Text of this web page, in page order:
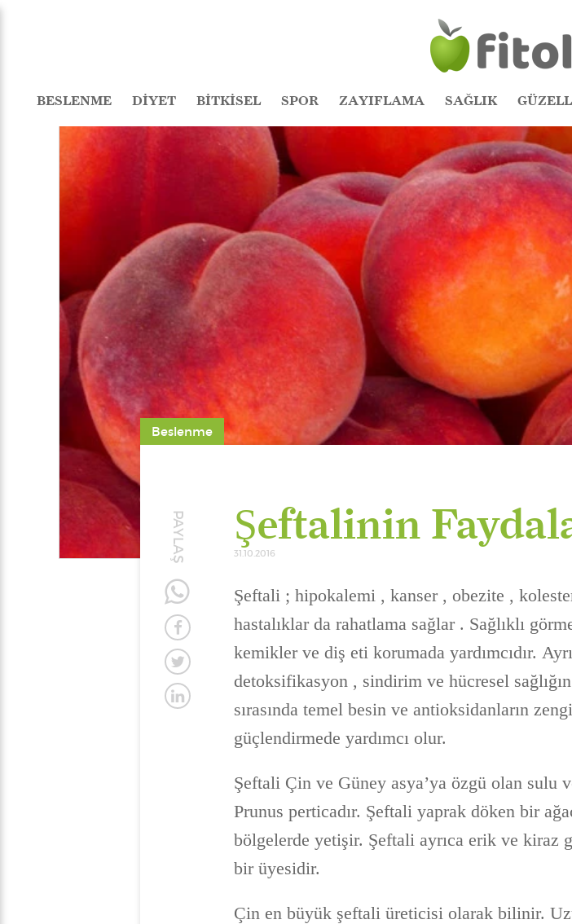
BESLENME DİYET BİTKİSEL SPOR ZAYIFLAMA SAĞLIK
PAYLAŞ
Beslenme
Şeftalinin
31.10.2016
Şeftali ; hipokalemi , kanser , obezite ,
hastalıklar da rahatlama sağlar . Sağlıklı
kemikler ve diş eti korumada yardımcıdır.
detoksifikasyon , sindirim ve hücresel
sırasında temel besin ve antioksidanların
güçlendirmede yardımcı olur.
Şeftali Çin ve Güney asya’ya özgü olan sulu
Prunus perticadır. Şeftali yaprak döken bir
bölgelerde yetişir. Şeftali ayrıca erik ve kiraz
bir üyesidir.
Çin en büyük şeftali üreticisi olarak bilinir.